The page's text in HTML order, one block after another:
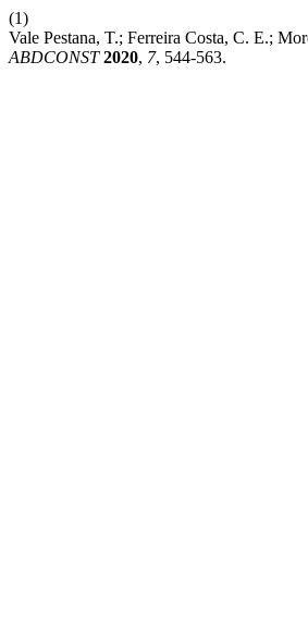
(1)
Vale Pestana, T.; Ferreira Costa, C. E.;
ABDCONST 2020, 7, 544-563.